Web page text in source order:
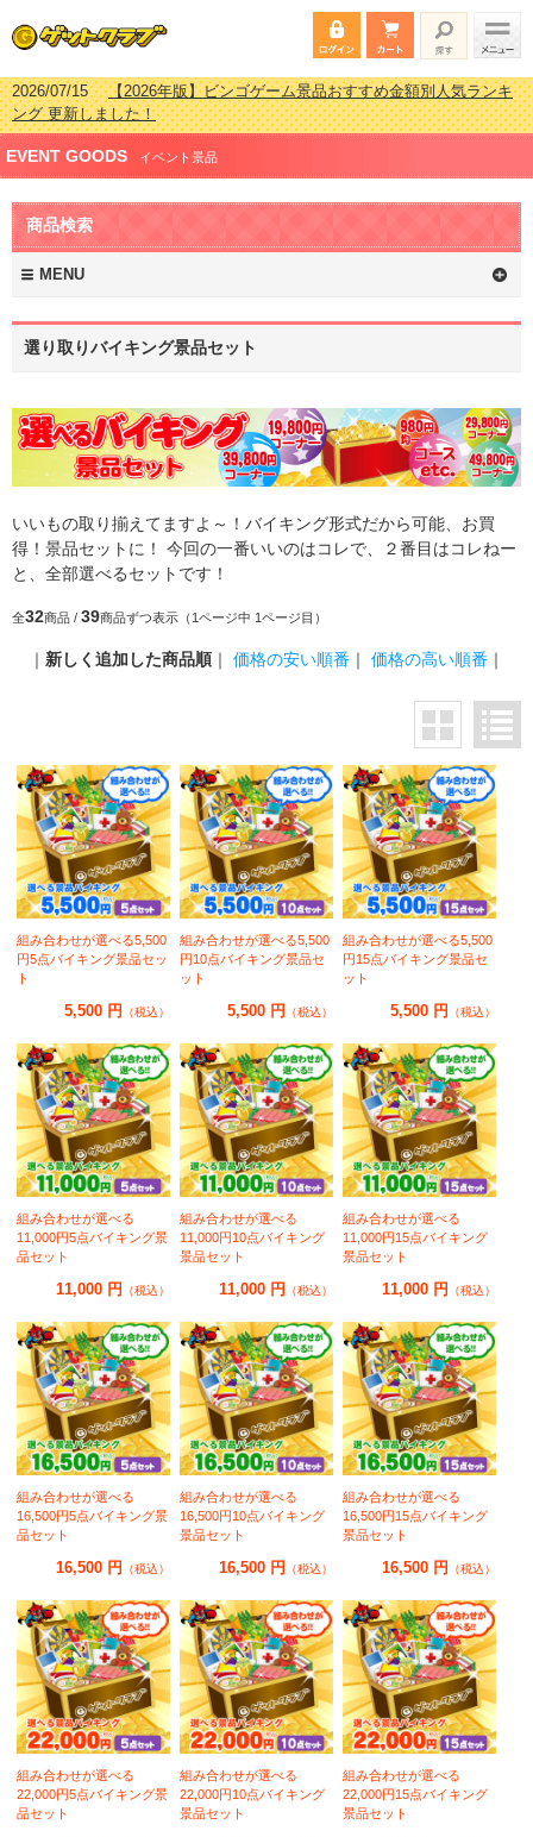
2026/07/15【2026年版】ビンゴゲーム景品おすすめ金額別人気ランキ
ング 更新しました！
2026/04/03【2026年版】ゴルフコンペ景品 3000円未満［2000円～
2999円編］もらってうれしい人気ラ…
2026/02/16【2026年版】結婚式の二次会で貰って嬉しい景品とは？ 更
新しました！
2026/02/03
2999円編］もらってうれしい人気ラ…
EVENT GOODS イベント景品
商品検索
MENU
選り取りバイキング景品セット
いいもの取り揃えてますよ～！バイキング形式だから可能、お買
得！景品セットに！ 今回の一番いいのはコレで、２番目はコレねー
と、全部選べるセットです！
全32商品 / 39商品ずつ表示（1ページ中 1ページ目）
｜ 新しく追加した商品順 ｜ 価格の安い順番 ｜ 価格の高い順番 ｜
組み合わせが選べる5,500
円5点バイキング景品セッ
ト
5,500 円 （税込）
組み合わせが選べる5,500
円10点バイキング景品セ
ット
5,500 円 （税込）
組み合わせが選べる5,500
円15点バイキング景品セ
ット
5,500 円 （税込）
組み合わせが選べる
11,000円5点バイキング景
品セット
11,000 円 （税込）
組み合わせが選べる
11,000円10点バイキング
景品セット
11,000 円 （税込）
組み合わせが選べる
11,000円15点バイキング
景品セット
11,000 円 （税込）
組み合わせが選べる
16,500円5点バイキング景
品セット
16,500 円 （税込）
組み合わせが選べる
16,500円10点バイキング
景品セット
16,500 円 （税込）
組み合わせが選べる
16,500円15点バイキング
景品セット
16,500 円 （税込）
組み合わせが選べる
22,000円5点バイキング景
品セット
組み合わせが選べる
22,000円10点バイキング
景品セット
組み合わせが選べる
22,000円15点バイキング
景品セット